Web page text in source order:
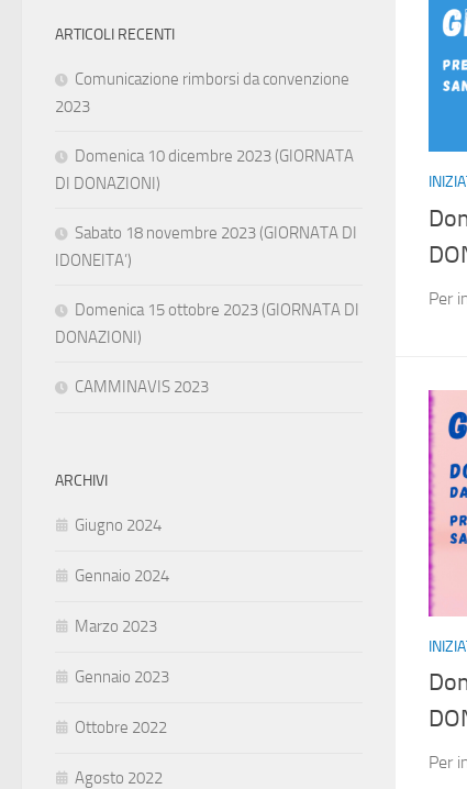
Per
Per
ARTICOLI RECENTI
Comunicazione rimborsi da convenzione
2023
Domenica 10 dicembre 2023 (GIORNATA
DI DONAZIONI)
Sabato 18 novembre 2023 (GIORNATA DI
IDONEITA’)
Domenica 15 ottobre 2023 (GIORNATA DI
DONAZIONI)
CAMMINAVIS 2023
ARCHIVI
Giugno 2024
Gennaio 2024
Marzo 2023
Gennaio 2023
Ottobre 2022
Agosto 2022